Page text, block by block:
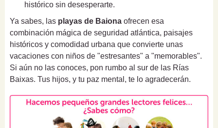
histórico sin desesperarte.
Ya sabes, las playas de Baiona ofrecen esa
combinación mágica de seguridad atlántica, paisajes
históricos y comodidad urbana que convierte unas
vacaciones con niños de "estresantes" a "memorables".
Si aún no las conoces, pon rumbo al sur de las Rías
Baixas. Tus hijos, y tu paz mental, te lo agradecerán.